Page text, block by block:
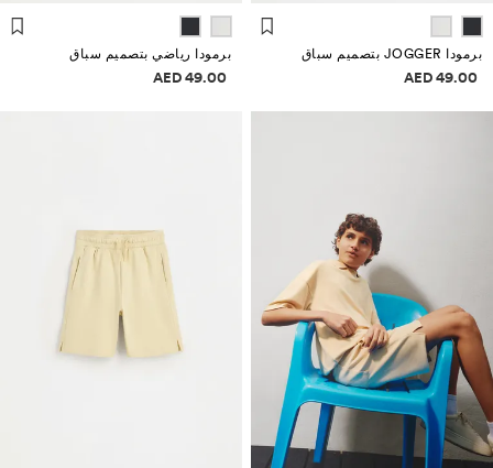
برمودا JOGGER بتصميم سباق
معلومات الأسعار
49.00 AED
برمودا رياضي بتصميم سباق
معلومات الأسعار
49.00 AED